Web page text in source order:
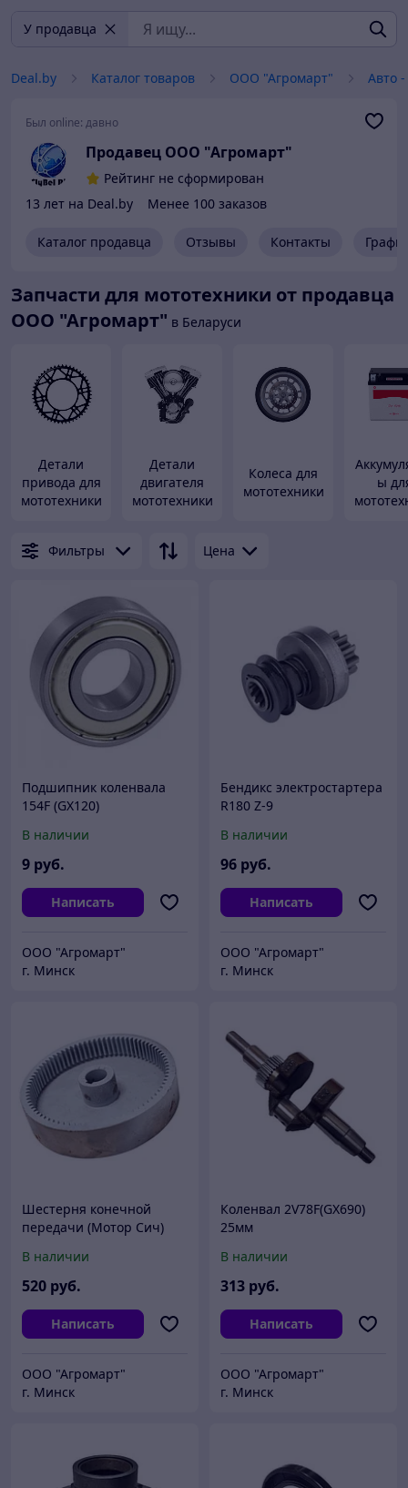
У продавца
Deal.by Каталог товаров ООО "Агромарт" Авто
Был online: давно
Продавец ООО "Агромарт"
Рейтинг не сформирован
13 лет на Deal.by
Менее 100 заказов
Каталог продавца Отзывы Контакты
Запчасти для мототехники от продавца
ООО "Агромарт" в Беларуси
Детали
привода для
мототехники
Детали
двигателя
мототехники
Колеса для
мототехники
ы
Фильтры Цена
Подшипник коленвала
154F (GX120)
В наличии
9 руб.
Написать
ООО "Агромарт"
г. Минск
Бендикс электростартера
R180 Z-9
В наличии
96 руб.
Написать
ООО "Агромарт"
г. Минск
Шестерня конечной
передачи (Мотор Сич)
В наличии
520 руб.
Написать
ООО "Агромарт"
г. Минск
Коленвал 2V78F(GX690)
25мм
В наличии
313 руб.
Написать
ООО "Агромарт"
г. Минск